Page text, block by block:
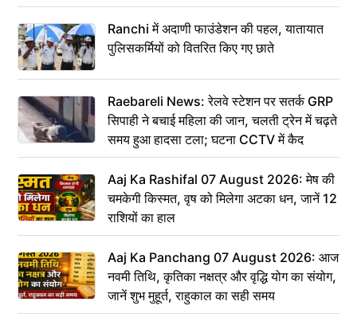
Ranchi में अदाणी फाउंडेशन की पहल, यातायात
पुलिसकर्मियों को वितरित किए गए छाते
Raebareli News: रेलवे स्टेशन पर सतर्क GRP
सिपाही ने बचाई महिला की जान, चलती ट्रेन में चढ़ते
समय हुआ हादसा टला; घटना CCTV में कैद
Aaj Ka Rashifal 07 August 2026: मेष की
चमकेगी किस्मत, वृष को मिलेगा अटका धन, जानें 12
राशियों का हाल
Aaj Ka Panchang 07 August 2026: आज
नवमी तिथि, कृतिका नक्षत्र और वृद्धि योग का संयोग,
जानें शुभ मुहूर्त, राहुकाल का सही समय